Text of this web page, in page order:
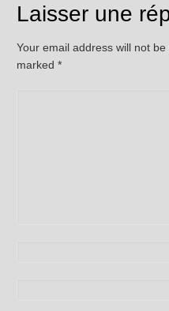
Laisser une
Your email address will not
marked*